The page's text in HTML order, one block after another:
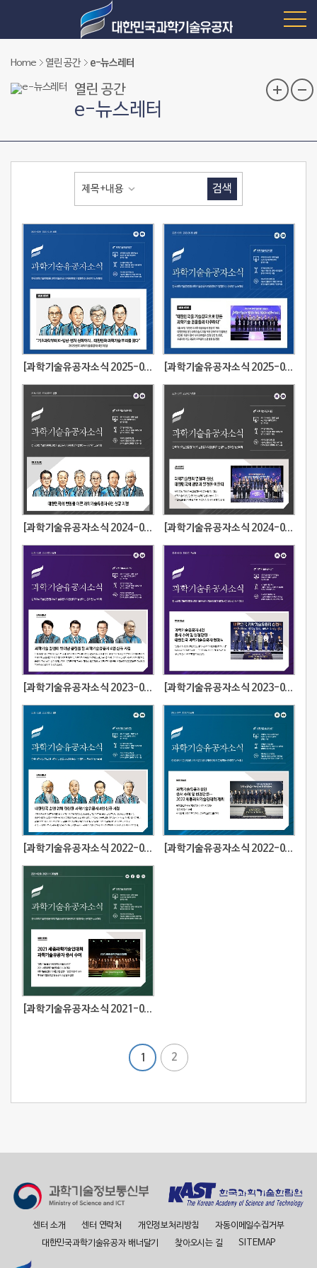
Home 열린 공간 e-뉴스레터
열린 공간
e-뉴스레터
제목+내용 검색
[과학기술유공자소식 2025-02호] 기초과학부터 K-방산·벤처 신화까지... 대한민국 과학기술 뿌리를 찾다 [과학기술유공자소식 2025-01호] 대한민국을 기술강국으로 만든 과학기술 영웅들과 마주하다
[과학기술유공자소식 2024-02호] 대한민국의 번영을 이끈 과학기술유공자 6인 신규 지정 [과학기술유공자소식 2024-01호] 과학기술인의 열정과 헌신, 대한민국의 번영과 발전을 이끌다
[과학기술유공자소식 2023-02호] 과학기술 발전에 뛰어난 공헌을 한 과학기술유공자 4인 신규 지정 [과학기술유공자소식 2023-01호] 대한민국 과학기술유공자 헌정
[과학기술유공자소식 2022-02호] 대한민국 발전위해 헌신한 과학기술유공자 4인 신규지정 [과학기술유공자소식 2022-01호] 과학기술유공자 증서 수여 및 헌정강연···2022 세종과학기술인대회
[과학기술유공자소식 2021-02호] 2021 세종과학기술인대회...과학기술유공자 업적을 헌정하다
1 2
센터 소개 센터 연락처 개인정보처리방침
자동이메일수집거부
대한민국과학기술유공자 배너달기
찾아오시는 길 SITEMAP